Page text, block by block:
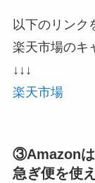
以下のリンク
楽天市場のキ
↓↓↓
楽天市場
③Amazonは
急ぎ便を使